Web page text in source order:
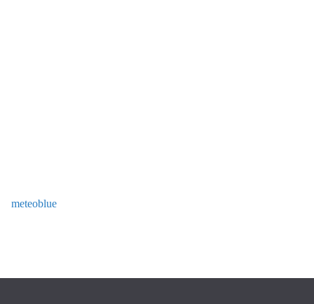
meteoblue